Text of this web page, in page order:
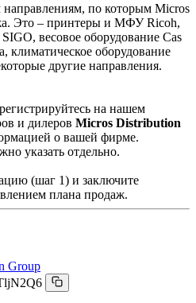
по которым Micros
Это – принтеры и МФУ Ricoh,
весовое оборудование Cas
климатическое оборудование
другие направления.
на нашем
и дилеров Micros Distribution
о вашей фирме.
указать отдельно.
(шаг 1) и заключите
плана продаж.
Group